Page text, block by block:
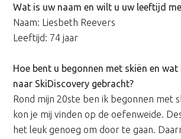
Wat is uw naam en wilt u uw leeftijd
Naam: Liesbeth Reevers
Leeftijd: 74 jaar
Hoe bent u begonnen met skiën en
naar SkiDiscovery gebracht?
Rond mijn 20ste ben ik begonnen met
kon je mij vinden op de oefenweide.
het leuk genoeg om door te gaan.